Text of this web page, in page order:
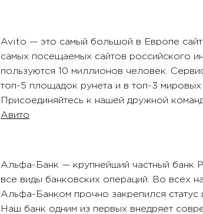
Avito — это самый большой в Европе
самых посещаемых сайтов российского
пользуются 10 миллионов человек.
топ-5 площадок рунета и в топ-3 мировых
Присоединяйтесь к нашей дружной
Авито
Альфа-Банк — крупнейший частный банк
все виды банковских операций. Во всех
Альфа-Банком прочно закрепился статус
Наш банк одним из первых внедряет